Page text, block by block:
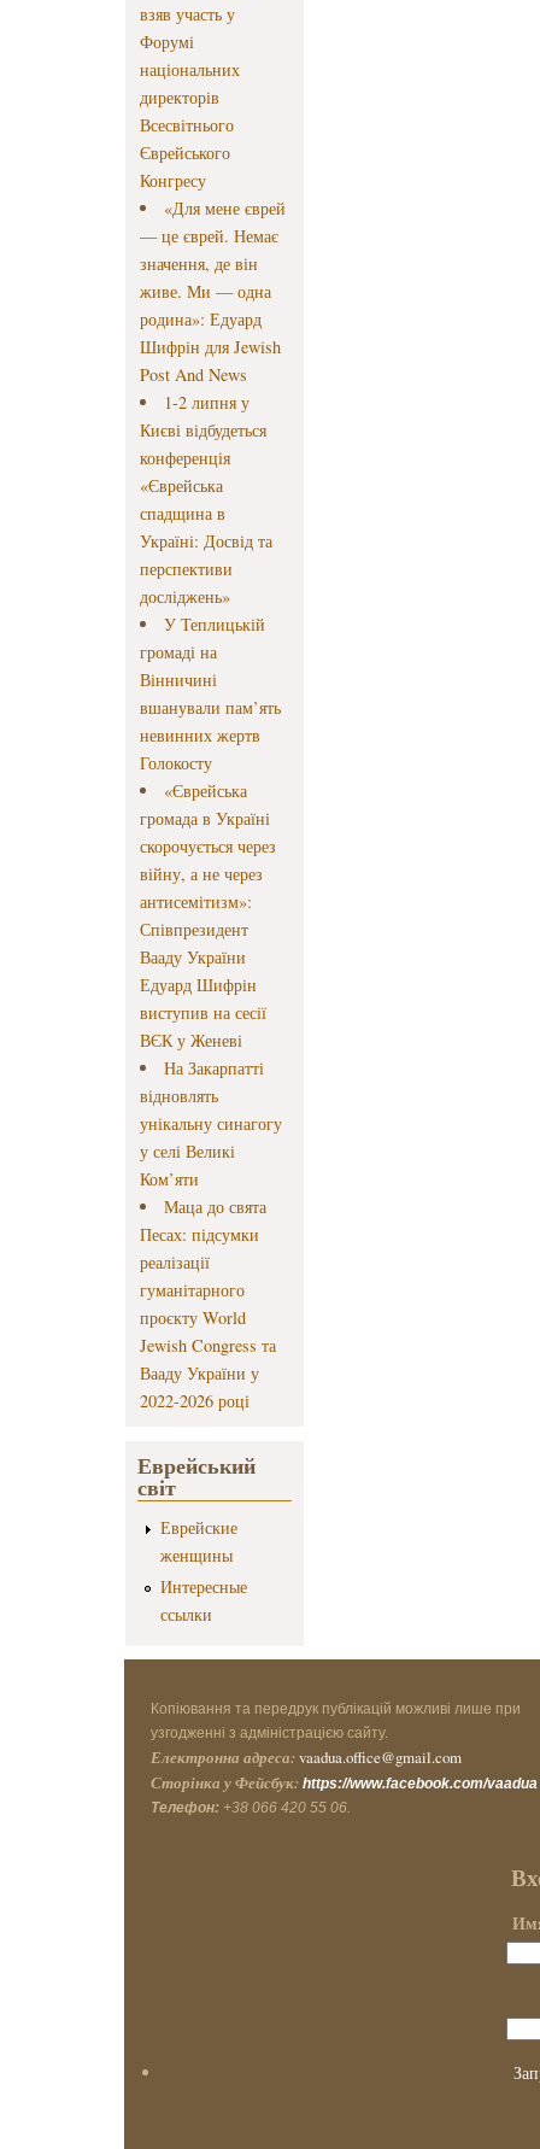
взяв участь у
Форумі
національних
директорів
Всесвітнього
Єврейського
Конгресу
«Для мене єврей
— це єврей. Немає
значення, де він
живе. Ми — одна
родина»: Едуард
Шифрін для Jewish
Post And News
1-2 липня у
Києві відбудеться
конференція
«Єврейська
спадщина в
Україні: Досвід та
перспективи
досліджень»
У Теплицькій
громаді на
Вінничині
вшанували пам’ять
невинних жертв
Голокосту
«Єврейська
громада в Україні
скорочується через
війну, а не через
антисемітизм»:
Співпрезидент
Вааду України
Едуард Шифрін
виступив на сесії
ВЄК у Женеві
На Закарпатті
відновлять
унікальну синагогу
у селі Великі
Ком’яти
Маца до свята
Песах: підсумки
реалізації
гуманітарного
проєкту World
Jewish Congress та
Вааду України у
2022-2026 році
Еврейський
світ
Еврейские
женщины
Интересные
ссылки
Копіювання та передрук публікацій можливі лише при
узгодженні з адміністрацією сайту.
Електронна адреса: vaadua.office@gmail.com
Сторінка у Фейсбук: https://www.facebook.com/vaadua
Телефон: +38 066 420 55 06.